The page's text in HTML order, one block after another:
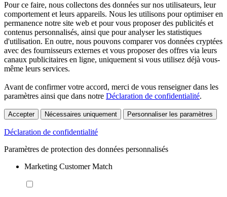
Pour ce faire, nous collectons des données sur nos utilisateurs, leur
comportement et leurs appareils. Nous les utilisons pour optimiser en
permanence notre site web et pour vous proposer des publicités et
contenus personnalisés, ainsi que pour analyser les statistiques
d'utilisation. En outre, nous pouvons comparer vos données cryptées
avec des fournisseurs externes et vous proposer des offres via leurs
canaux publicitaires en ligne, uniquement si vous utilisez déjà vous-
même leurs services.
Avant de confirmer votre accord, merci de vous renseigner dans les
paramètres ainsi que dans notre Déclaration de confidentialité.
Accepter Nécessaires uniquement Personnaliser les paramètres
Déclaration de confidentialité
Paramètres de protection des données personnalisés
Marketing Customer Match